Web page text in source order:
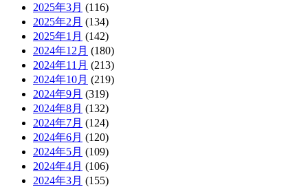
2025年3月 (116)
2025年2月 (134)
2025年1月 (142)
2024年12月 (180)
2024年11月 (213)
2024年10月 (219)
2024年9月 (319)
2024年8月 (132)
2024年7月 (124)
2024年6月 (120)
2024年5月 (109)
2024年4月 (106)
2024年3月 (155)